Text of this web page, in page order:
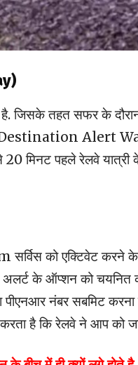
है. जिसके तहत सफर के
‘Destination Alert
मिनट पहले रेलवे
को एक्टिवेट करने के
के ऑप्शन को चयनित
नंबर सबमिट
है कि रेलवे ने आप को